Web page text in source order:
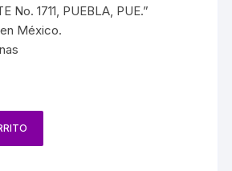
No. 1711, PUEBLA, PUE.”
México.